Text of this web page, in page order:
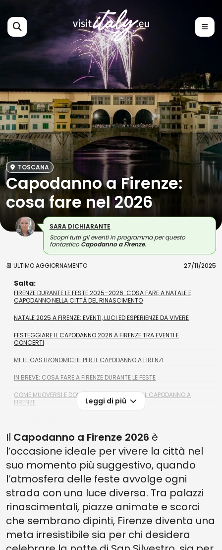
TOSCANA
Capodanno a Firenze:
cosa fare nel 2026
SARA DICHIARANTE
Scopri tutti gli eventi in programma per questo
fantastico Capodanno a Firenze.
📆 ULTIMO AGGIORNAMENTO 27/11/2025
Salta:
FIRENZE DURANTE LE FESTE 2025–2026: COSA FARE A NATALE E
CAPODANNO NELLA CITTÀ DEL RINASCIMENTO
NATALE 2025 A FIRENZE: EVENTI, LUCI ED ESPERIENZE DA VIVERE
FESTEGGIARE IL CAPODANNO 2026 A FIRENZE TRA EVENTI E
CONCERTI
METE GASTRONOMICHE PER IL CAPODANNO A FIRENZE
IN BREVE: COSA FARE A FIRENZE DURANTE LE FESTE
COME MUOVERSI E DOVE PARCHEGGIARE PER IL CAPODANNO A
FIRENZE
CENTRAL PARKING FIRENZE
PARCHEGGIO SANT'AMBROGIO
Leggi di più
Il Capodanno a Firenze 2026 è
l’occasione ideale per vivere la città nel
suo momento più suggestivo, quando
l’atmosfera delle feste avvolge ogni
strada con una luce diversa. Tra palazzi
rinascimentali, piazze animate e scorci
che sembrano dipinti, Firenze diventa una
meta irresistibile sia per chi desidera